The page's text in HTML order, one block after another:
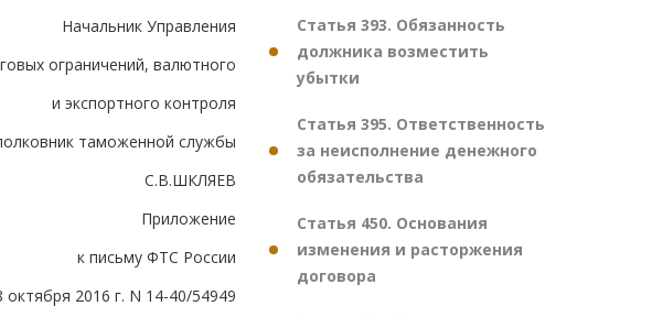
Начальник Управления
ограничений, валютного
и экспортного контроля
таможенной службы
С.В.ШКЛЯЕВ
Приложение
к письму ФТС России
октября 2016 г. N 14-40/54949
Статья 393. Обязанность
должника возместить
убытки
Статья 395. Ответственность
за неисполнение денежного
обязательства
Статья 450. Основания
изменения и расторжения
договора